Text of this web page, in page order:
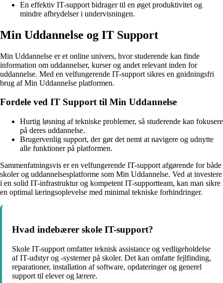
En effektiv IT-support bidrager til en øget produktivitet og
mindre afbrydelser i undervisningen.
Min Uddannelse og IT Support
Min Uddannelse er et online univers, hvor studerende kan finde
information om uddannelser, kurser og andet relevant inden for
uddannelse. Med en velfungerende IT-support sikres en gnidningsfri
brug af Min Uddannelse platformen.
Fordele ved IT Support til Min Uddannelse
Hurtig løsning af tekniske problemer, så studerende kan fokusere
på deres uddannelse.
Brugervenlig support, der gør det nemt at navigere og udnytte
alle funktioner på platformen.
Sammenfatningsvis er en velfungerende IT-support afgørende for både
skoler og uddannelsesplatforme som Min Uddannelse. Ved at investere
i en solid IT-infrastruktur og kompetent IT-supportteam, kan man sikre
en optimal læringsoplevelse med minimal tekniske forhindringer.
Hvad indebærer skole IT-support?
Skole IT-support omfatter teknisk assistance og vedligeholdelse
af IT-udstyr og -systemer på skoler. Det kan omfatte fejlfinding,
reparationer, installation af software, opdateringer og generel
support til elever og lærere.